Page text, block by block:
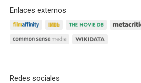
Enlaces externos
Redes sociales